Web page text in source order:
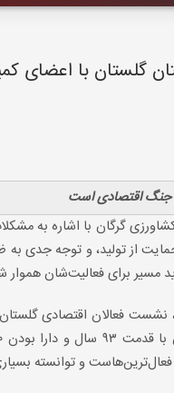
گلستان با اعضای
جنگ اقتصادی است
کشاورزی گرگان با اشاره به
حمایت از تولید، و توجه
مسیر برای فعالیت‌شان هموار
نشست فعالان اقتصادی
و توانسته